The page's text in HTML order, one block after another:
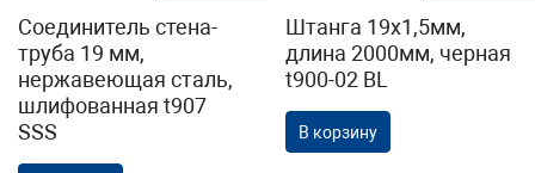
Соединитель стена-
труба 19 мм,
нержавеющая сталь,
шлифованная t907
SSS
Штанга 19х1,5мм,
длина 2000мм, черная
t900-02 BL
В корзину